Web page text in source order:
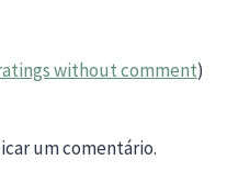
without comment)
um comentário.